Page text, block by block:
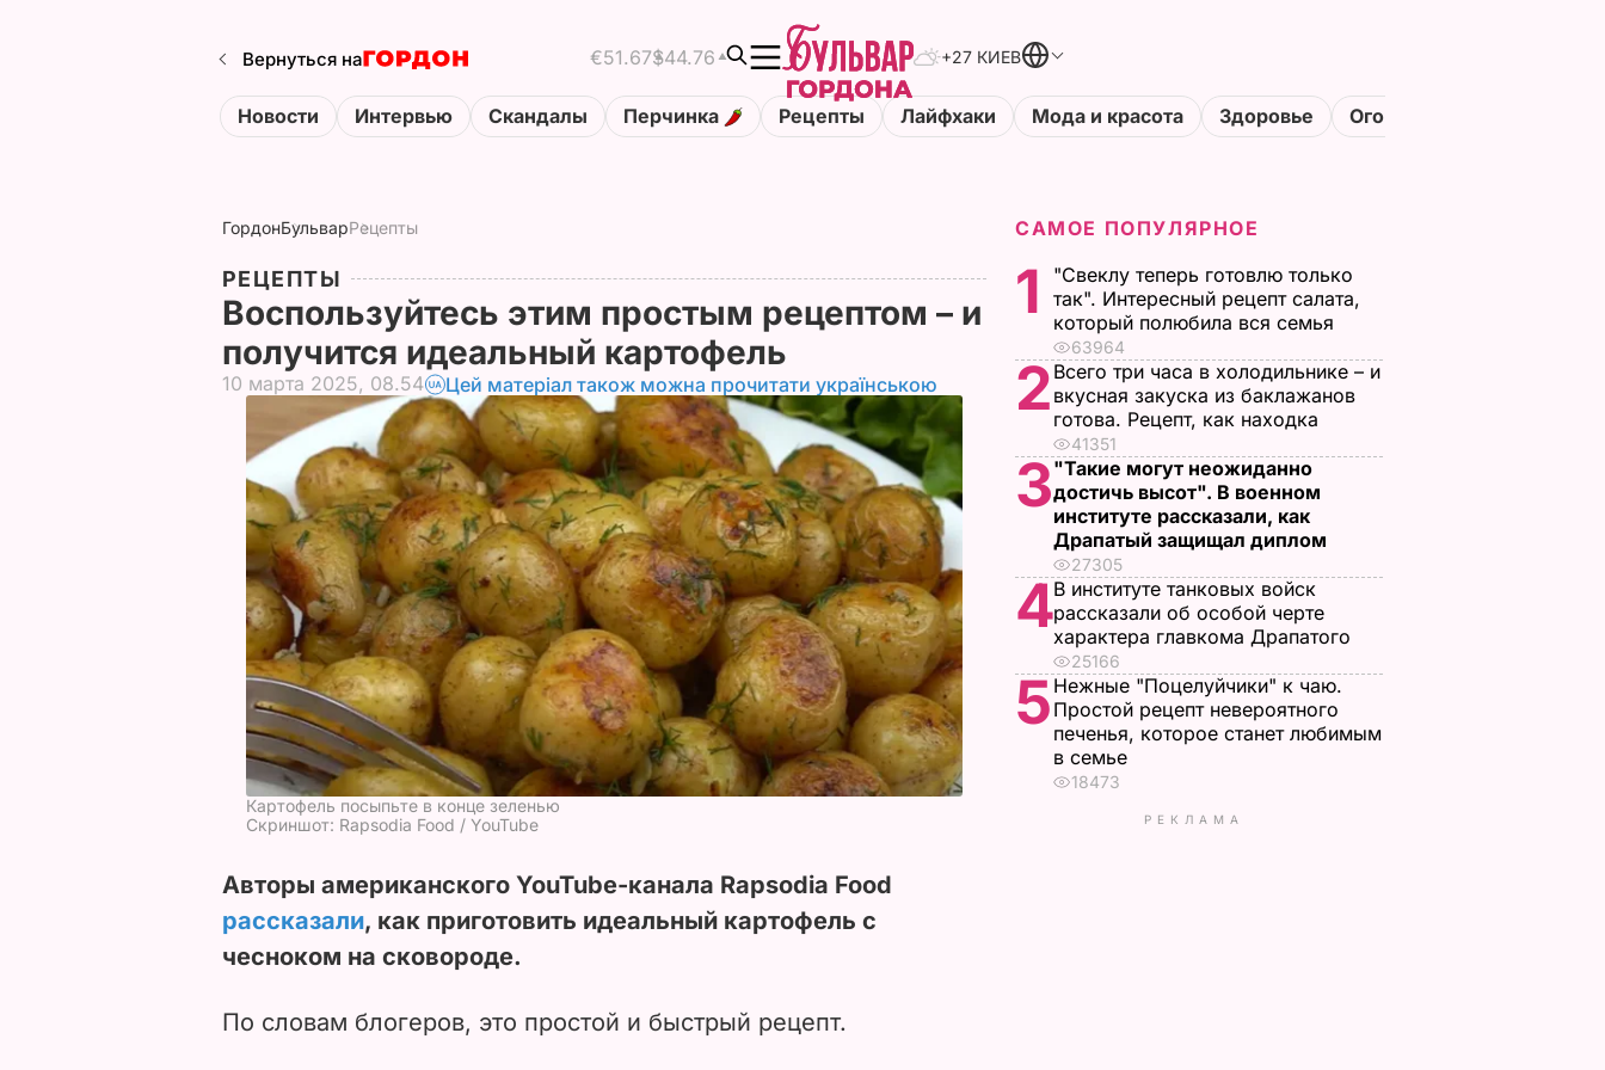
Вернуться на €51.67$44.76 +27 КИЕВ
Новости Интервью Скандалы Перчинка Рецепты Лайфхаки Мода и красота Здоровье Огороды
ГордонБульварРецепты
РЕЦЕПТЫ
Воспользуйтесь этим простым рецептом – и
получится идеальный картофель
10 марта 2025, 08.54 Цей матеріал також можна прочитати українською
Картофель посыпьте в конце зеленью
Скриншот: Rapsodia Food / YouTube
Авторы американского YouTube-канала Rapsodia Food
рассказали, как приготовить идеальный картофель с
чесноком на сковороде.
По словам блогеров, это простой и быстрый рецепт.
САМОЕ ПОПУЛЯРНОЕ
1
"Свеклу теперь готовлю только
так". Интересный рецепт салата,
который полюбила вся семья
63964
2 Всего три часа в холодильнике – и
вкусная закуска из баклажанов
готова. Рецепт, как находка
41351
3"Такие могут неожиданно
достичь высот". В военном
институте рассказали, как
Драпатый защищал диплом
27305
4В институте танковых войск
рассказали об особой черте
характера главкома Драпатого
25166
5 Нежные "Поцелуйчики" к чаю.
Простой рецепт невероятного
печенья, которое станет любимым
в семье
18473
РЕКЛАМА